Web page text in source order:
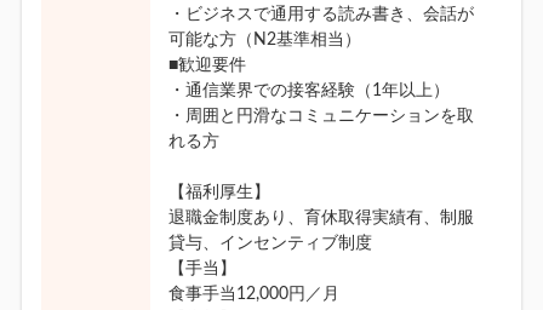
・ビジネスで通用する読み書き、会話が
可能な方（N2基準相当）
■歓迎要件
・通信業界での接客経験（1年以上）
・周囲と円滑なコミュニケーションを取
れる方
【福利厚生】
退職金制度あり、育休取得実績有、制服
貸与、インセンティブ制度
【手当】
食事手当12,000円／月